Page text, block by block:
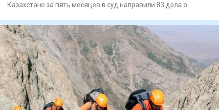
Казахстане за пять месяцев в суд направили 83 дела о